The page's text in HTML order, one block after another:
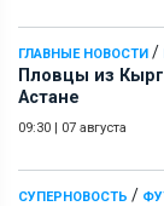
ГЛАВНЫЕ НОВОСТИ /
Пловцы из
Астане
09:30 | 07 августа
СУПЕРНОВОСТЬ /